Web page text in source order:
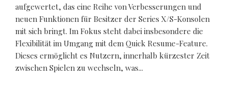
aufgewertet, das eine Reihe von Verbesserungen und
neuen Funktionen für Besitzer der Series X/S-Konsolen
mit sich bringt. Im Fokus steht dabei insbesondere die
Flexibilität im Umgang mit dem Quick Resume-Feature.
Dieses ermöglicht es Nutzern, innerhalb kürzester Zeit
zwischen Spielen zu wechseln, was...